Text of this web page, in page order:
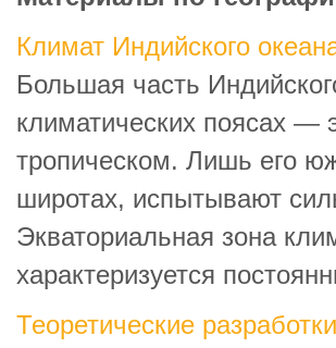
Климат Индийского
Большая часть
климатических поясах —
тропическом. Лишь его
широтах, испытывают
Экваториальная зона
характеризуется
Теоретические